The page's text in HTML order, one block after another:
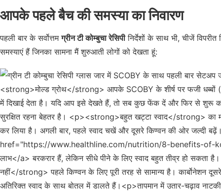
आपके पहले बैच की समस्या का निवारण
पहली बार के सर्वोत्तमग्रीन टी कोम्बुचा रेसिपीनिर्देशों के साथ भी, चीजें
समस्याएं हैं जिनका सामना मैं शुरुआती लोगों को देखता हूं: